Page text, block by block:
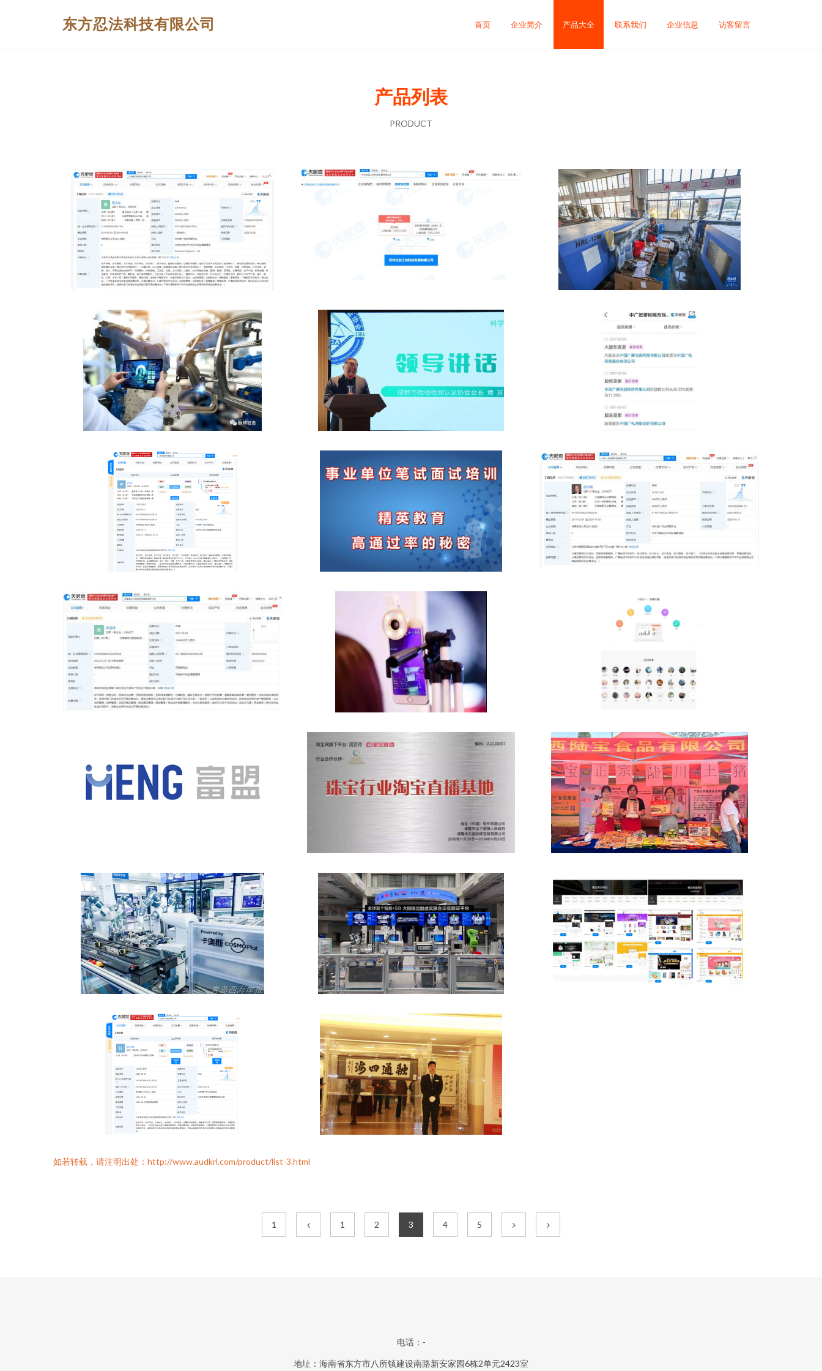
东方忍法科技有限公司 首页 企业简介 产品大全 联系我们 企业信息 访客留言
产品列表
PRODUCT
如若转载，请注明出处：http://www.audkrl.com/product/list-3.html
1 1 2 3 4 5
电话：-
地址：海南省东方市八所镇建设南路新安家园6栋2单元2423室